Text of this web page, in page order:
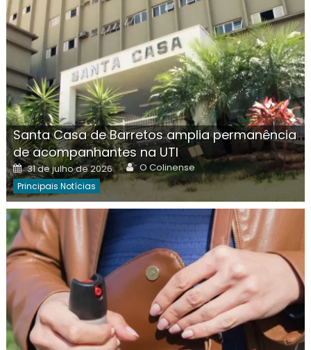
Santa Casa de Barretos amplia permanência
de acompanhantes na UTI
Posted
on
31 de julho de 2026 Author
O Colinense
Principais Notícias